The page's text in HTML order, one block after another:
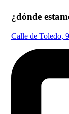
¿dónde
Calle de Toledo,